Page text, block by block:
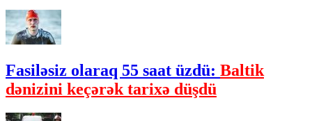
Fasiləsiz olaraq 55 saat üzdü: Baltik
dənizini keçərək tarixə düşdü